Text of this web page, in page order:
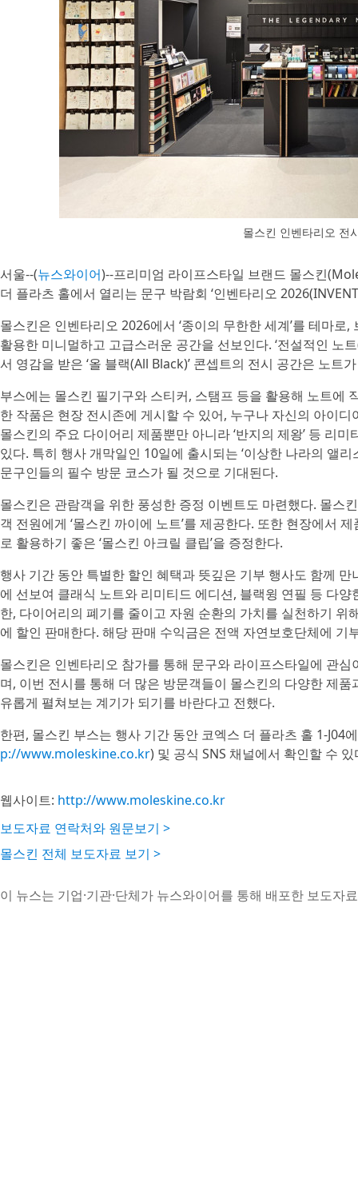
몰스킨 인벤타리오 전
서울--(뉴스와이어)--프리미엄 라이프스타일 브랜드 몰스킨
더 플라츠 홀에서 열리는 문구 박람회 ‘인벤타리오
몰스킨은 인벤타리오 2026에서 ‘종이의 무한한 세계’를 테마
활용한 미니멀하고 고급스러운 공간을 선보인다. ‘전설적인
서 영감을 받은 ‘올 블랙(All Black)’ 콘셉트의 전시 공간은 노트
부스에는 몰스킨 필기구와 스티커, 스탬프 등을 활용해 노트에
한 작품은 현장 전시존에 게시할 수 있어, 누구나 자신의 아이
몰스킨의 주요 다이어리 제품뿐만 아니라 ‘반지의 제왕’ 등 리
있다. 특히 행사 개막일인 10일에 출시되는 ‘이상한 나라의 앨
문구인들의 필수 방문 코스가 될 것으로 기대된다.
몰스킨은 관람객을 위한 풍성한 증정 이벤트도 마련했다. 몰스
객 전원에게 ‘몰스킨 까이에 노트’를 제공한다. 또한 현장에서
로 활용하기 좋은 ‘몰스킨 아크릴 클립’을 증정한다.
행사 기간 동안 특별한 할인 혜택과 뜻깊은 기부 행사도 함께
에 선보여 클래식 노트와 리미티드 에디션, 블랙윙 연필 등 다
한, 다이어리의 폐기를 줄이고 자원 순환의 가치를 실천하기 위
에 할인 판매한다. 해당 판매 수익금은 전액 자연보호단체에 기
몰스킨은 인벤타리오 참가를 통해 문구와 라이프스타일에 관
며, 이번 전시를 통해 더 많은 방문객들이 몰스킨의 다양한 제
유롭게 펼쳐보는 계기가 되기를 바란다고 전했다.
한편, 몰스킨 부스는 행사 기간 동안 코엑스 더 플라츠 홀 1-J04
p://www.moleskine.co.kr) 및 공식 SNS 채널에서 확인할 수 있
웹사이트: http://www.moleskine.co.kr
보도자료 연락처와 원문보기 >
몰스킨 전체 보도자료 보기 >
이 뉴스는 기업·기관·단체가 뉴스와이어를 통해 배포한 보도자